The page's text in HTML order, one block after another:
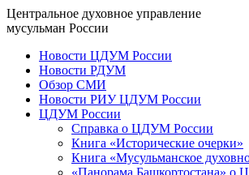
Центральное духовное управление
мусульман России
Новости ЦДУМ России
Новости РДУМ
Обзор СМИ
Новости РИУ ЦДУМ России
ЦДУМ России
Справка о ЦДУМ России
Книга «Исторические очерки»
Книга «Мусульманское
«Панорама Башкортостана» о